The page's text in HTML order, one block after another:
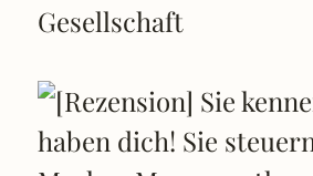
Gesellschaft